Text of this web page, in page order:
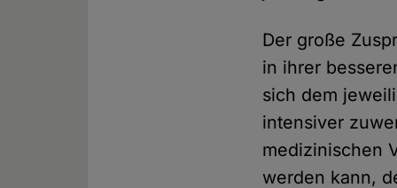
Der große
in ihrer
sich dem
intensiver
medizinischen
werden kann,